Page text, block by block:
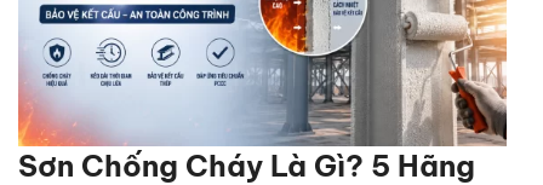
Sơn Chống Cháy Là Gì? 5 Hãng